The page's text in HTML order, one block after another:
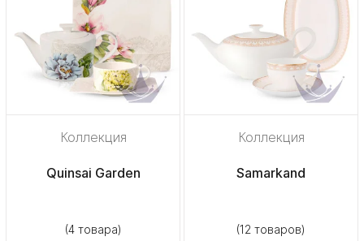
Коллекция
Quinsai Garden
(4 товара)
Коллекция
Samarkand
(12 товаров)